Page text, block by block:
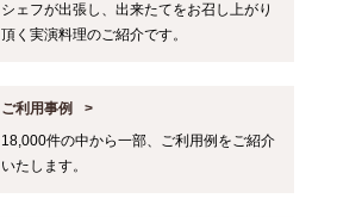
シェフが出張し、出来たてをお召し上がり
頂く実演料理のご紹介です。
ご利用事例
18,000件の中から一部、ご利用例をご紹介
いたします。